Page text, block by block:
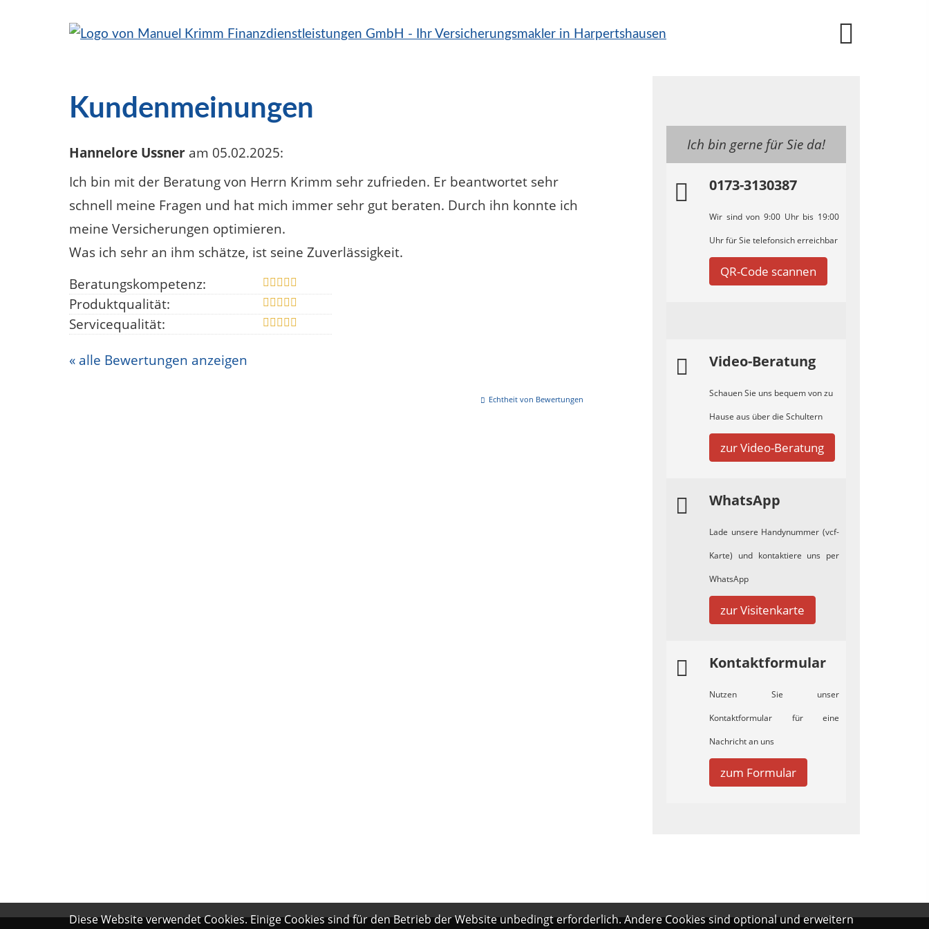
Ich bin gerne für Sie da!
0173-3130387
Wir sind von 9:00 Uhr bis 19:00
Uhr für Sie telefonsich erreichbar
QR-Code scannen
Video-Beratung
Schauen Sie uns bequem von zu
Hause aus über die Schultern
zur Video-Beratung
WhatsApp
Lade unsere Handynummer (vcf-
Karte) und kontaktiere uns per
WhatsApp
zur Visitenkarte
Kontaktformular
Nutzen Sie unser
Kontaktformular für eine
Nachricht an uns
zum Formular
Kundenmeinungen
Hannelore Ussner am 05.02.2025:
Ich bin mit der Beratung von Herrn Krimm sehr zufrieden. Er beantwortet sehr
schnell meine Fragen und hat mich immer sehr gut beraten. Durch ihn konnte ich
meine Versicherungen optimieren.
Was ich sehr an ihm schätze, ist seine Zuverlässigkeit.
Beratungskompetenz:
Produktqualität:
Servicequalität:
« alle Bewertungen anzeigen
Echtheit von Bewertungen
Diese Website verwendet Cookies. Einige Cookies sind für den Betrieb der Website unbedingt erforderlich. Andere Cookies sind optional und erweitern